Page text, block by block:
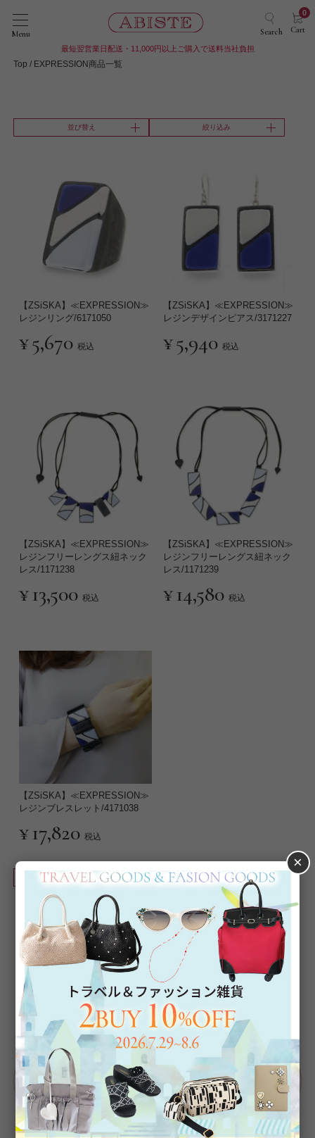
Menu Search Cart
0
最短翌営業日配送・11,000円以上ご購入で送料当社負担
Top EXPRESSION商品一覧
並び替え 絞り込み
【ZSiSKA】≪EXPRESSION≫
レジンリング/6171050
¥5,670 税込
【ZSiSKA】≪EXPRESSION≫
レジンデザインピアス/3171227
¥5,940 税込
【ZSiSKA】≪EXPRESSION≫
レジンフリーレングス紐ネック
レス/1171238
¥13,500 税込
【ZSiSKA】≪EXPRESSION≫
レジンフリーレングス紐ネック
レス/1171239
¥14,580 税込
【ZSiSKA】≪EXPRESSION≫
レジンブレスレット/4171038
¥17,820 税込
並び替え 絞り込み
Category
アイテムカテゴリー
×